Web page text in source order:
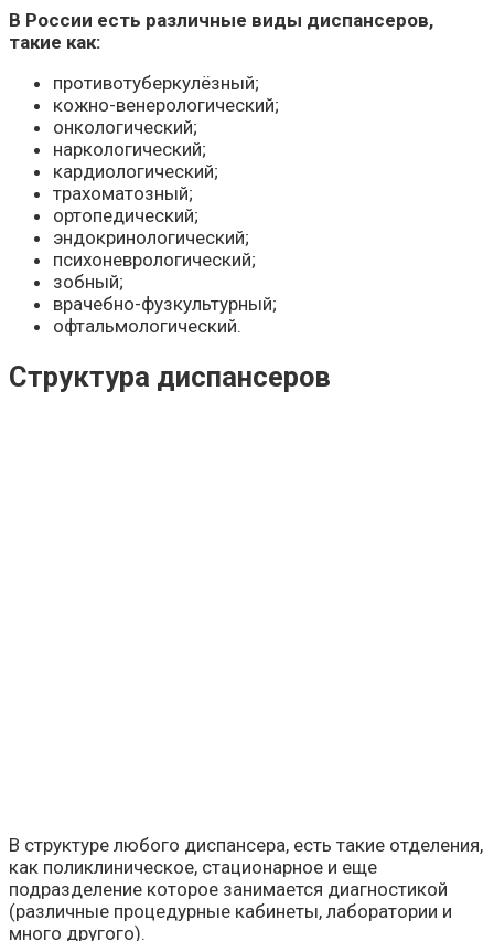
В России есть различные виды диспансеров,
такие как:
противотуберкулёзный;
кожно-венерологический;
онкологический;
наркологический;
кардиологический;
трахоматозный;
ортопедический;
эндокринологический;
психоневрологический;
зобный;
врачебно-фузкультурный;
офтальмологический.
Структура диспансеров
В структуре любого диспансера, есть такие отделения,
как поликлиническое, стационарное и еще
подразделение которое занимается диагностикой
(различные процедурные кабинеты, лаборатории и
много другого).